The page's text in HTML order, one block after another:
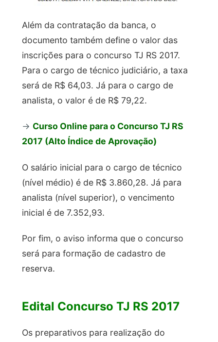
Além da contratação da banca, o
documento também define o valor das
inscrições para o concurso TJ RS 2017.
Para o cargo de técnico judiciário, a taxa
será de R$ 64,03. Já para o cargo de
analista, o valor é de R$ 79,22.
→ Curso Online para o Concurso TJ RS
2017 (Alto Índice de Aprovação)
O salário inicial para o cargo de técnico
(nível médio) é de R$ 3.860,28. Já para
analista (nível superior), o vencimento
inicial é de 7.352,93.
Por fim, o aviso informa que o concurso
será para formação de cadastro de
reserva.
Edital Concurso TJ RS 2017
Os preparativos para realização do